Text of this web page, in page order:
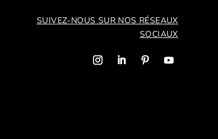
SUIVEZ-NOUS SUR NOS RÉSEAUX
SOCIAUX